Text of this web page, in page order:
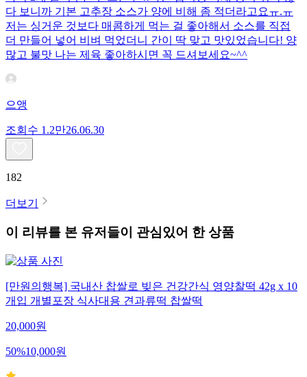
다 보니까 기본 고추장 소스가 양에 비해 좀 적더라고요ㅠ.ㅠ
저는 싱거운 것보다 매콤하게 먹는 걸 좋아해서 소스를 직접
더 만들어 넣어 비벼 먹었더니 간이 딱 맞고 맛있었습니다! 양
많고 불맛 나는 제육 좋아하시면 꼭 드셔보세요~^^
으앵
조회수 1.2만26.06.30
182
더보기
이 리뷰를 본 유저들이 관심있어 한 상품
[만원의행복] 국내산 찹쌀로 빚은 건강간식 영양찰떡 42g x 10
개입 개별포장 식사대용 견과류떡 찹쌀떡
20,000원
50%10,000원